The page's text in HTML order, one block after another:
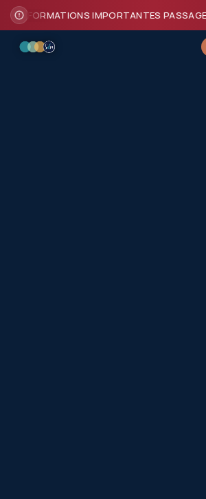
INFORMATIONS IMPORTANTES